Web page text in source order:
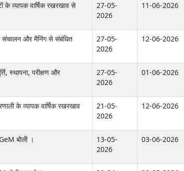
के व्यापक वार्षिक रखरखाव से
27-05-
2026
11-06-2026
संचालन और मैनिंग से संबंधित
27-05-
2026
12-06-2026
स्थापना, परीक्षण और
27-05-
2026
01-06-2026
के व्यापक वार्षिक रखरखाव
21-05-
2026
12-06-2026
बोली ।
13-05-
2026
03-06-2026